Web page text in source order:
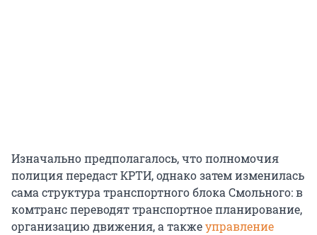
Изначально предполагалось, что полномочия
полиция передаст КРТИ, однако затем изменилась
сама структура транспортного блока Смольного: в
комтранс переводят транспортное планирование,
организацию движения, а такжеуправление